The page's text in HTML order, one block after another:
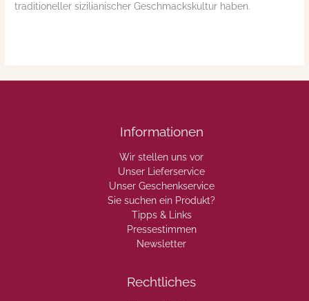
traditioneller sizilianischer Geschmackskultur haben.
Informationen
Wir stellen uns vor
Unser Lieferservice
Unser Geschenkservice
Sie suchen ein Produkt?
Tipps & Links
Pressestimmen
Newsletter
Rechtliches